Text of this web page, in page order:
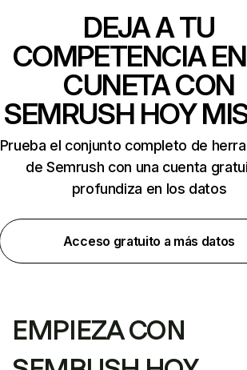
DEJA A TU
COMPETENCIA
CUNETA CON
SEMRUSH HOY
Prueba el conjunto completo de
de Semrush con una cuenta
profundiza en los datos
Acceso gratuito a más datos
EMPIEZA CON